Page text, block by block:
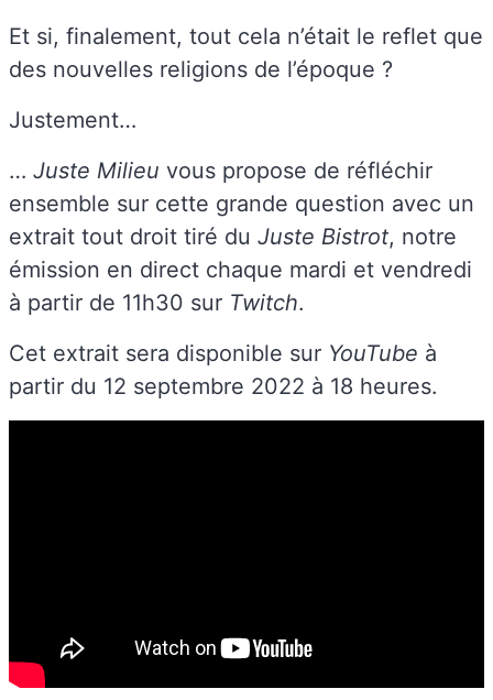
Et si, finalement, tout cela n’était le reflet que
des nouvelles religions de l’époque ?
Justement…
… Juste Milieu vous propose de réfléchir
ensemble sur cette grande question avec un
extrait tout droit tiré du Juste Bistrot, notre
émission en direct chaque mardi et vendredi
à partir de 11h30 sur Twitch.
Cet extrait sera disponible sur YouTube à
partir du 12 septembre 2022 à 18 heures.